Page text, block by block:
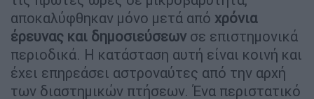
αποκαλύφθηκαν μόνο μετά από χρόνια
έρευνας και δημοσιεύσεων σε επιστημονικά
περιοδικά. Η κατάσταση αυτή είναι κοινή και
έχει επηρεάσει αστροναύτες από την αρχή
των διαστημικών πτήσεων. Ένα περιστατικό